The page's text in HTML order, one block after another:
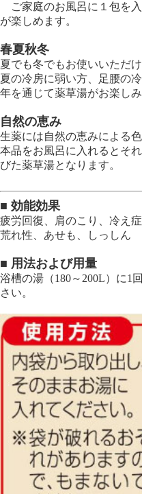
ご家庭のお風呂に１包を
が楽しめます。
春夏秋冬
夏でも冬でもお使いいただ
夏の冷房に弱い方、足腰の
年を通じて薬草湯がお楽しみ
自然の恵み
生薬には自然の恵みによる
本品をお風呂に入れるとそ
びた薬草湯となります。
■ 効能効果
疲労回復、肩のこり、冷え
荒れ性、あせも、しっしん
■ 用法および用量
浴槽の湯（180～200L）に1
さい。